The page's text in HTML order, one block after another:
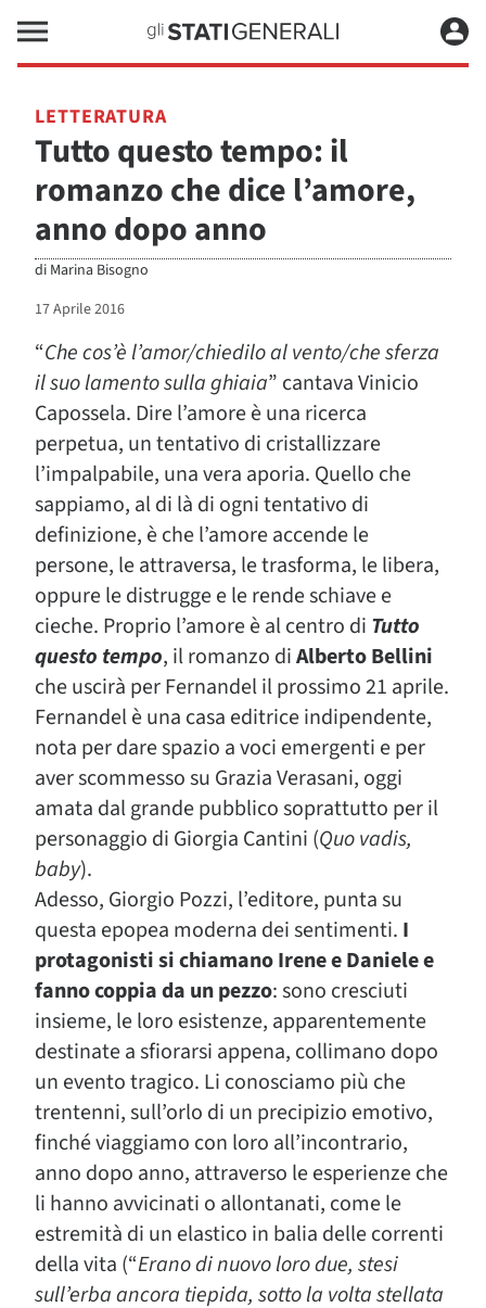
LETTERATURA
Tutto questo tempo: il
romanzo che dice l’amore,
anno dopo anno
di Marina Bisogno
17 Aprile 2016
“Che cos’è l’amor/chiedilo al vento/che sferza
il suo lamento sulla ghiaia” cantava Vinicio
Capossela. Dire l’amore è una ricerca
perpetua, un tentativo di cristallizzare
l’impalpabile, una vera aporia. Quello che
sappiamo, al di là di ogni tentativo di
definizione, è che l’amore accende le
persone, le attraversa, le trasforma, le libera,
oppure le distrugge e le rende schiave e
cieche. Proprio l’amore è al centro di Tutto
questo tempo, il romanzo diAlberto Bellini
che uscirà per Fernandel il prossimo 21 aprile.
Fernandel è una casa editrice indipendente,
nota per dare spazio a voci emergenti e per
aver scommesso su Grazia Verasani, oggi
amata dal grande pubblico soprattutto per il
personaggio di Giorgia Cantini (Quo vadis,
baby).
Adesso, Giorgio Pozzi, l’editore, punta su
questa epopea moderna dei sentimenti. I
protagonisti si chiamano Irene e Daniele e
fanno coppia da un pezzo: sono cresciuti
insieme, le loro esistenze, apparentemente
destinate a sfiorarsi appena, collimano dopo
un evento tragico. Li conosciamo più che
trentenni, sull’orlo di un precipizio emotivo,
finché viaggiamo con loro all’incontrario,
anno dopo anno, attraverso le esperienze che
li hanno avvicinati o allontanati, come le
estremità di un elastico in balia delle correnti
della vita (“Erano di nuovo loro due, stesi
sull’erba ancora tiepida, sotto la volta stellata